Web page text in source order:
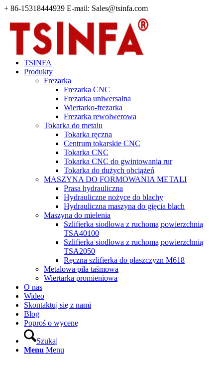
+ 86-15318444939 E-mail: Sales@tsinfa.com
TSINFA
Produkty
Frezarka
Frezarka CNC
Frezarka uniwersalna
Wiertarko-frezarka
Frezarka rewolwerowa
Tokarka do metalu
Tokarka ręczna
Centrum tokarskie CNC
Tokarka CNC
Tokarka CNC do gwintowania rur
Tokarka do dużych obciążeń
MASZYNA DO FORMOWANIA METALI
Prasa hydrauliczna
Hydrauliczne nożyce do blachy
Hydrauliczna maszyna do gięcia blach
Maszyna do mielenia
Szlifierka siodłowa z ruchomą powierzchnią
TSA40100
Szlifierka siodłowa z ruchomą powierzchnią
TSA2050
Ręczna szlifierka do płaszczyzn M618
Metalowa piła taśmowa
Wiertarka promieniowa
O nas
Wideo
Skontaktuj się z nami
Blog
Poproś o wycenę
Szukaj
Menu Menu